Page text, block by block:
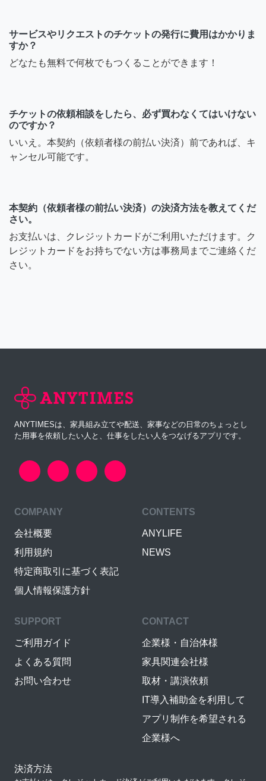
サービスやリクエストのチケットの発行に費用はかかりま
すか？
どなたも無料で何枚でもつくることができます！
チケットの依頼相談をしたら、必ず買わなくてはいけない
のですか？
いいえ。本契約（依頼者様の前払い決済）前であれば、キ
ャンセル可能です。
本契約（依頼者様の前払い決済）の決済方法を教えてくだ
さい。
お支払いは、クレジットカードがご利用いただけます。ク
レジットカードをお持ちでない方は事務局までご連絡くだ
さい。
ANYTIMESは、家具組み立てや配送、家事などの日常のちょっとし
た用事を依頼したい人と、仕事をしたい人をつなげるアプリです。
COMPANY
会社概要
利用規約
特定商取引に基づく表記
個人情報保護方針
CONTENTS
ANYLIFE
NEWS
SUPPORT
ご利用ガイド
よくある質問
お問い合わせ
CONTACT
企業様・自治体様
家具関連会社様
取材・講演依頼
IT導入補助金を利用して
アプリ制作を希望される
企業様へ
決済方法